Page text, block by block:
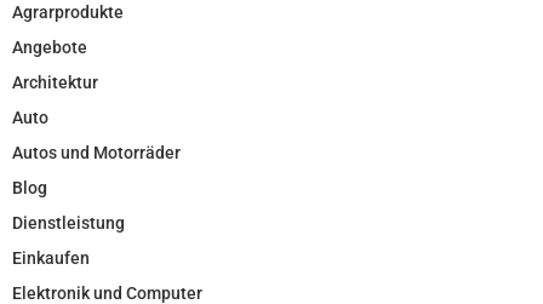
Agrarprodukte
Angebote
Architektur
Auto
Autos und Motorräder
Blog
Dienstleistung
Einkaufen
Elektronik und Computer